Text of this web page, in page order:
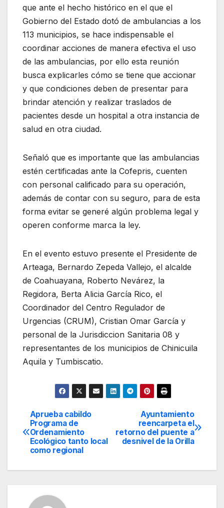
que ante el hecho histórico en el que el
Gobierno del Estado dotó de ambulancias a los
113 municipios, se hace indispensable el
coordinar acciones de manera efectiva el uso
de las ambulancias, por ello esta reunión
busca explicarles cómo se tiene que accionar
y que condiciones deben de presentar para
brindar atención y realizar traslados de
pacientes desde un hospital a otra instancia de
salud en otra ciudad.
Señaló que es importante que las ambulancias
estén certificadas ante la Cofepris, cuenten
con personal calificado para su operación,
además de contar con su seguro, para de esta
forma evitar se generé algún problema legal y
operen conforme marca la ley.
En el evento estuvo presente el Presidente de
Arteaga, Bernardo Zepeda Vallejo, el alcalde
de Coahuayana, Roberto Nevárez, la
Regidora, Berta Alicia García Rico, el
Coordinador del Centro Regulador de
Urgencias (CRUM), Cristian Omar García y
personal de la Jurisdiccion Sanitaria 08 y
representantes de los municipios de Chinicuila
Aquila y Tumbiscatio.
Navegación
de
entradas
Ayuntamiento
reencarpeta el
retorno del puente a
desnivel de la Orilla
Aprueba cabildo
Programa de
Ordenamiento
Ecológico tanto local
como regional